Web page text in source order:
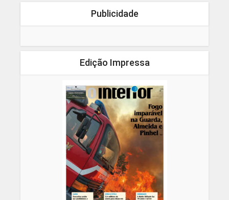
Publicidade
Edição Impressa